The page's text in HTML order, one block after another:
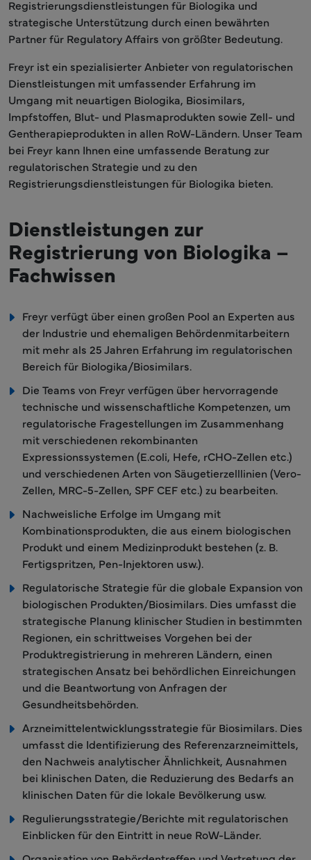
Registrierungsdienstleistungen für Biologika und
strategische Unterstützung durch einen bewährten
Partner für Regulatory Affairs von größter Bedeutung.
Freyr ist ein spezialisierter Anbieter von regulatorischen
Dienstleistungen mit umfassender Erfahrung im
Umgang mit neuartigen Biologika, Biosimilars,
Impfstoffen, Blut- und Plasmaprodukten sowie Zell- und
Gentherapieprodukten in allen RoW-Ländern. Unser Team
bei Freyr kann Ihnen eine umfassende Beratung zur
regulatorischen Strategie und zu den
Registrierungsdienstleistungen für Biologika bieten.
Dienstleistungen zur
Registrierung von Biologika –
Fachwissen
Freyr verfügt über einen großen Pool an Experten aus
der Industrie und ehemaligen Behördenmitarbeitern
mit mehr als 25 Jahren Erfahrung im regulatorischen
Bereich für Biologika/Biosimilars.
Die Teams von Freyr verfügen über hervorragende
technische und wissenschaftliche Kompetenzen, um
regulatorische Fragestellungen im Zusammenhang
mit verschiedenen rekombinanten
Expressionssystemen (E.coli, Hefe, rCHO-Zellen etc.)
und verschiedenen Arten von Säugetierzelllinien (Vero-
Zellen, MRC-5-Zellen, SPF CEF etc.) zu bearbeiten.
Nachweisliche Erfolge im Umgang mit
Kombinationsprodukten, die aus einem biologischen
Produkt und einem Medizinprodukt bestehen (z. B.
Fertigspritzen, Pen-Injektoren usw.).
Regulatorische Strategie für die globale Expansion von
biologischen Produkten/Biosimilars. Dies umfasst die
strategische Planung klinischer Studien in bestimmten
Regionen, ein schrittweises Vorgehen bei der
Produktregistrierung in mehreren Ländern, einen
strategischen Ansatz bei behördlichen Einreichungen
und die Beantwortung von Anfragen der
Gesundheitsbehörden.
Arzneimittelentwicklungsstrategie für Biosimilars. Dies
umfasst die Identifizierung des Referenzarzneimittels,
den Nachweis analytischer Ähnlichkeit, Ausnahmen
bei klinischen Daten, die Reduzierung des Bedarfs an
klinischen Daten für die lokale Bevölkerung usw.
Regulierungsstrategie/Berichte mit regulatorischen
Einblicken für den Eintritt in neue RoW-Länder.